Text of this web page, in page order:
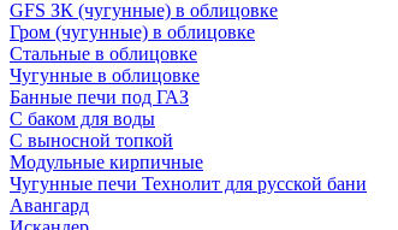
GFS ЗК (чугунные) в облицовке
Гром (чугунные) в облицовке
Стальные в облицовке
Чугунные в облицовке
Банные печи под ГАЗ
С баком для воды
С выносной топкой
Модульные кирпичные
Чугунные печи Технолит для русской бани
Авангард